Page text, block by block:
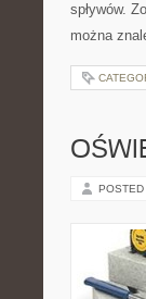
spływów.
można
POSTED